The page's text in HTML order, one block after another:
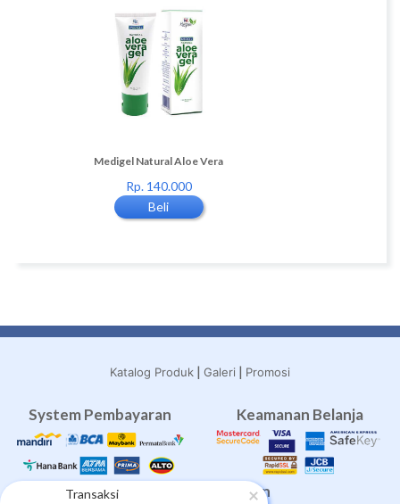
Medigel Natural Aloe Vera
Rp. 140.000
Beli
Katalog Produk | Galeri | Promosi
System Pembayaran Keamanan Belanja
Layanan Pengiriman
×
Transaksi